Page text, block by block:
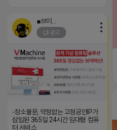
▶▶ AI비실계정 UI제공 기본블
400원~ 247활성 500원~ --------
--------------------------- ▶▶ AI실
광고
-장소불문, 약정없는 고정공인IP가
삽입된 365일 24시간 임대형 컴퓨
터 서비스